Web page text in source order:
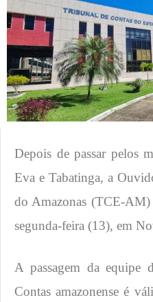
Depois de passar pelos
Eva e Tabatinga, a
do Amazonas (TCE-AM)
segunda-feira (13), em
A passagem da equipe
Contas amazonense é